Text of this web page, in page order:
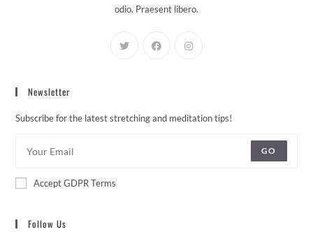
odio. Praesent libero.
Newsletter
Subscribe for the latest stretching and meditation tips!
GO
Accept GDPR Terms
Follow Us